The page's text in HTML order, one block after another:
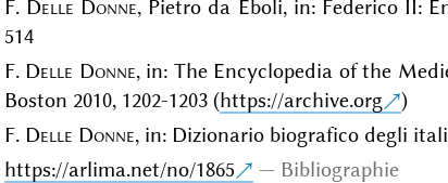
F. Delle Donne, Pietro da Eboli, in: Federico II:
514
F. Delle Donne, in: The Encyclopedia of the
Boston 2010, 1202-1203 (https://archive.org
)
F. Delle Donne, in: Dizionario biografico degli
https://arlima.net/no/1865
Bibliographie